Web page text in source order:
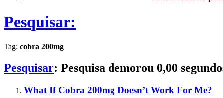
Pesquisar:
Tag: cobra 200mg
Pesquisar: Pesquisa demorou 0,00
What If Cobra 200mg Doesn’t Work For Me?